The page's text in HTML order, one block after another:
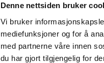
Denne nettsiden bruker
Vi bruker
mediefunksjoner og for å
med partnerne våre innen
du har gjort tilgjengelig for